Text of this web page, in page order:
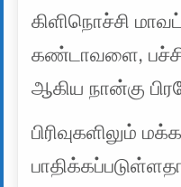
கிளிநொச்சி
கண்டாவளை,
ஆகிய நான்கு
பிரிவுகளிலும்